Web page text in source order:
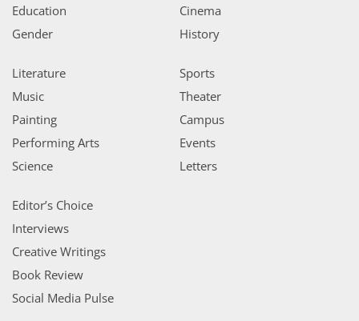
Education
Gender
Cinema
History
Literature
Music
Painting
Performing Arts
Science
Sports
Theater
Campus
Events
Letters
Editor’s Choice
Interviews
Creative Writings
Book Review
Social Media Pulse